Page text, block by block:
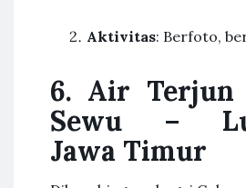
Aktivitas: Berfoto,
6. Air Terjun
Sewu –
Jawa Timur